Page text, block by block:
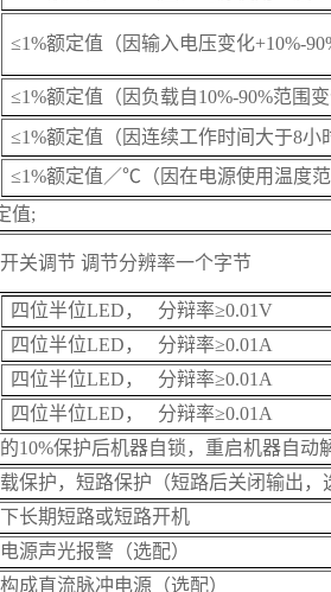
≤1%额定值（因输入电压变化+10%-
≤1%额定值（因负载自10%-90%范围
≤1%额定值（因连续工作时间大于8小
≤1%额定值／℃（因在电源使用温度
值;
关调节 调节分辨率一个字节
四位半位LED， 分辩率≥0.01V
四位半位LED， 分辩率≥0.01A
四位半位LED， 分辩率≥0.01A
四位半位LED， 分辩率≥0.01A
10%保护后机器自锁，重启机器自动
保护，短路保护（短路后关闭输出，
长期短路或短路开机
源声光报警（选配）
成直流脉冲电源（选配）